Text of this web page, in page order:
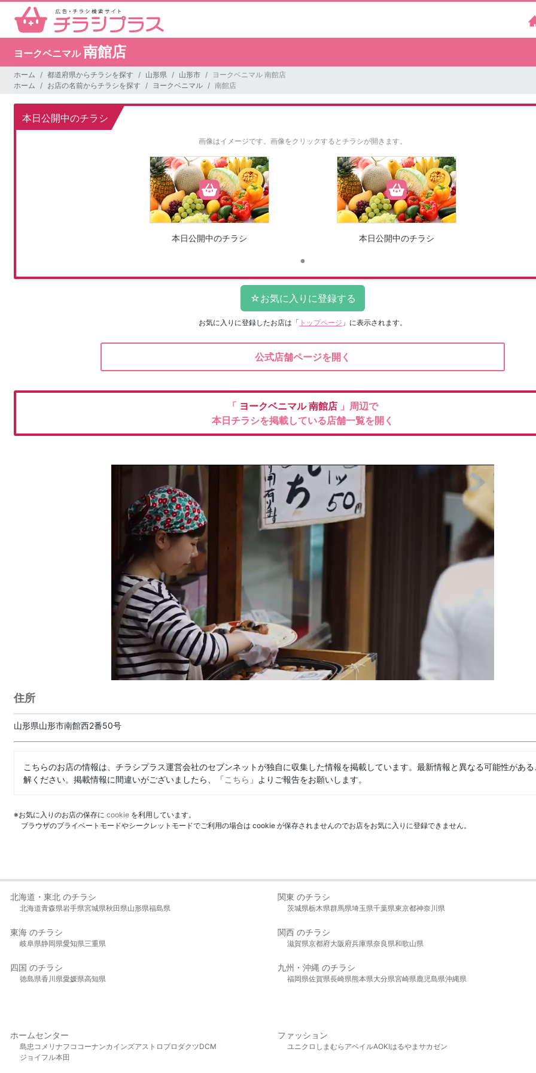
ヨークベニマル南館店
ホーム 都道府県からチラシを探す 山形県 山形市
ヨークベニマル 南館店
ホーム
お店の名前からチラシを探す ヨークベニマル 南館店
本日公開中のチラシ
画像はイメージです。 画像をクリックするとチラシが開きます。
本日公開中のチラシ 本日公開中のチラシ
お気に入りに登録したお店は 「 トップページ 」に表示されます。
公式店舗ページを開く
「 ヨークベニマル南館店 」周辺で
本日チラシを掲載している店舗一覧を開く
住所
山形県山形市南館西2番50号
こちらのお店の情報は、チラシプラス運営会社のセブンネットが独自に収集した情報を掲載しています。最新情報と異なる可能性があ
解ください。掲載情報に間違いがございましたら、「こちら 」よりご報告をお願いします。
※お気に入りのお店の保存に cookie を利用しています。
ブラウザのプライベートモードやシークレットモードでご利用の場合は cookie が保存されませんのでお店をお気に入りに登録できません。
北海道・東北 のチラシ
北海道青森県岩手県宮城県秋田県山形県福島県
関東 のチラシ
茨城県栃木県群馬県埼玉県千葉県東京都神奈川県
東海 のチラシ
岐阜県静岡県愛知県三重県
関西 のチラシ
滋賀県京都府大阪府兵庫県奈良県和歌山県
四国 のチラシ
徳島県香川県愛媛県高知県
九州・沖縄 のチラシ
福岡県佐賀県長崎県熊本県大分県宮崎県鹿児島県沖縄県
ホームセンター
島忠 コメリ ナフコ コーナンカインズアストロプロダクツDCM
ジョイフル本田
ファッション
ユニクロ しまむら アベイルAOKIはるやま サカゼン